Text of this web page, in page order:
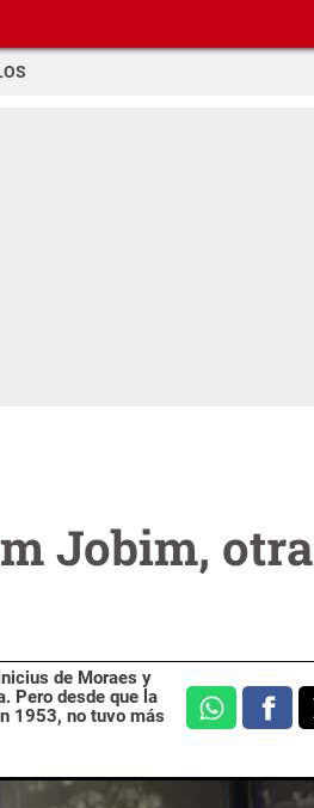
Jobim, otra
de Moraes y
Pero desde que la
1953, no tuvo más